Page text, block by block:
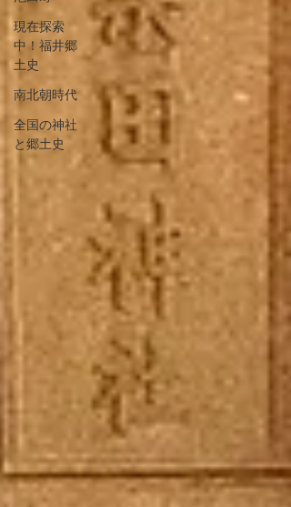
現在探索
中！福井郷
土史
南北朝時代
全国の神社
と郷土史